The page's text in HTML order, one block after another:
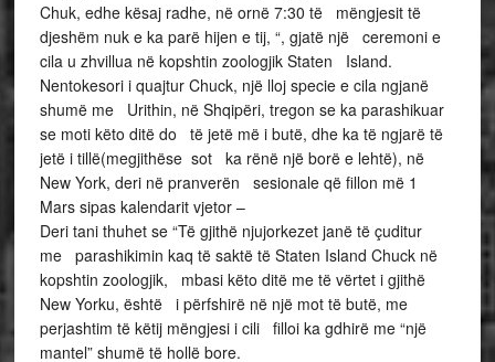
Chuk, edhe kësaj radhe, në ornë 7:30 të mëngjesit të
djeshëm nuk e ka parë hijen e tij, “, gjatë një ceremoni e
cila u zhvillua në kopshtin zoologjik Staten Island.
Nentokesori i quajtur Chuck, një lloj specie e cila ngjanë
shumë me Urithin, në Shqipëri, tregon se ka parashikuar
se moti këto ditë do të jetë më i butë, dhe ka të ngjarë të
jetë i tillë(megjithëse sot ka rënë një borë e lehtë), në
New York, deri në pranverën sesionale që fillon më 1
Mars sipas kalendarit vjetor –
Deri tani thuhet se “Të gjithë njujorkezet janë të çuditur
me parashikimin kaq të saktë të Staten Island Chuck në
kopshtin zoologjik, mbasi këto ditë me të vërtet i gjithë
New Yorku, është i përfshirë në një mot të butë, me
perjashtim të këtij mëngjesi i cili filloi ka gdhirë me “një
mantel” shumë të hollë bore.